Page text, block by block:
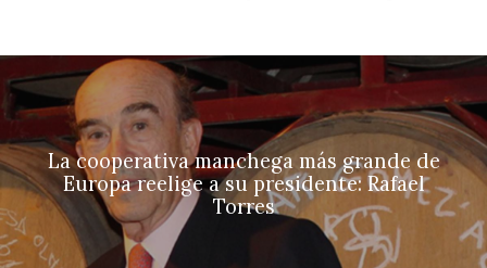
La cooperativa manchega más grande de
Europa reelige a su presidente: Rafael
Torres